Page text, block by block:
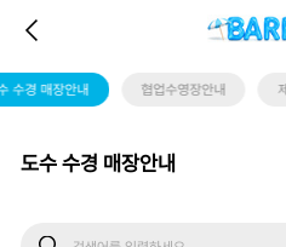
수경 매장안내 협업수영장안내
도수 수경 매장안내